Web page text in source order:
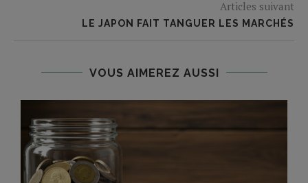
Articles suivant
LE JAPON FAIT TANGUER LES MARCHÉS
VOUS AIMEREZ AUSSI